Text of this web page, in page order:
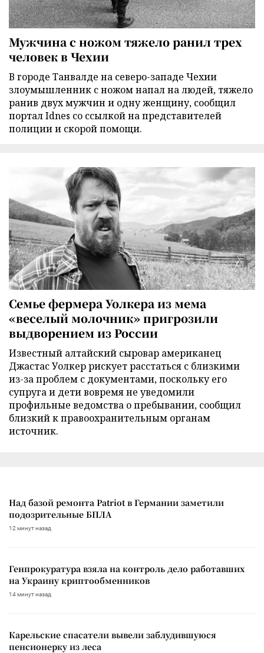
Мужчина с ножом тяжело ранил трех
человек в Чехии
В городе Танвалде на северо-западе Чехии
злоумышленник с ножом напал на людей, тяжело
ранив двух мужчин и одну женщину, сообщил
портал Idnes со ссылкой на представителей
полиции и скорой помощи.
Семье фермера Уолкера из мема
«веселый молочник» пригрозили
выдворением из России
Известный алтайский сыровар американец
Джастас Уолкер рискует расстаться с близкими
из-за проблем с документами, поскольку его
супруга и дети вовремя не уведомили
профильные ведомства о пребывании, сообщил
близкий к правоохранительным органам
источник.
Над базой ремонта Patriot в Германии заметили
подозрительные БПЛА
12 минут назад
Генпрокуратура взяла на контроль дело работавших
на Украину криптообменников
14 минут назад
Карельские спасатели вывели заблудившуюся
пенсионерку из леса